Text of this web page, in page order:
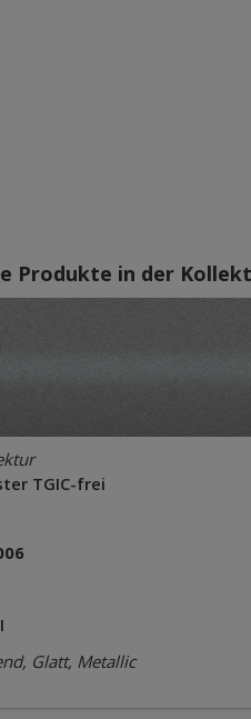
Produkte in der
TGIC-frei
Glatt, Metallic